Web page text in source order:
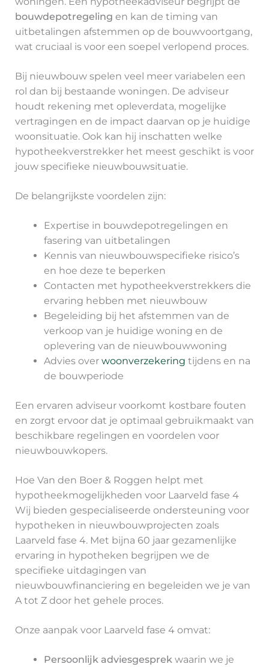
bouwdepotregeling en kan de timing van
uitbetalingen afstemmen op de bouwvoortgang,
wat cruciaal is voor een soepel verlopend proces.
Bij nieuwbouw spelen veel meer variabelen een
rol dan bij bestaande woningen. De adviseur
houdt rekening met opleverdata, mogelijke
vertragingen en de impact daarvan op je huidige
woonsituatie. Ook kan hij inschatten welke
hypotheekverstrekker het meest geschikt is voor
jouw specifieke nieuwbouwsituatie.
De belangrijkste voordelen zijn:
Expertise in bouwdepotregelingen en
fasering van uitbetalingen
Kennis van nieuwbouwspecifieke risico’s
en hoe deze te beperken
Contacten met hypotheekverstrekkers die
ervaring hebben met nieuwbouw
Begeleiding bij het afstemmen van de
verkoop van je huidige woning en de
oplevering van de nieuwbouwwoning
Advies over woonverzekering tijdens en na
de bouwperiode
Een ervaren adviseur voorkomt kostbare fouten
en zorgt ervoor dat je optimaal gebruikmaakt van
beschikbare regelingen en voordelen voor
nieuwbouwkopers.
Hoe Van den Boer & Roggen helpt met
hypotheekmogelijkheden voor Laarveld fase 4
Wij bieden gespecialiseerde ondersteuning voor
hypotheken in nieuwbouwprojecten zoals
Laarveld fase 4. Met bijna 60 jaar gezamenlijke
ervaring in hypotheken begrijpen we de
specifieke uitdagingen van
nieuwbouwfinanciering en begeleiden we je van
A tot Z door het gehele proces.
Onze aanpak voor Laarveld fase 4 omvat:
Persoonlijk adviesgesprekwaarin we je